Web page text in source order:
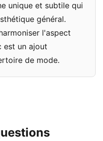
unique et subtile qui
général.
l'aspect
est un ajout
de mode.